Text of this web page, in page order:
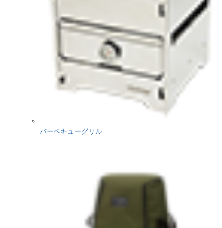
バーベキューグリル